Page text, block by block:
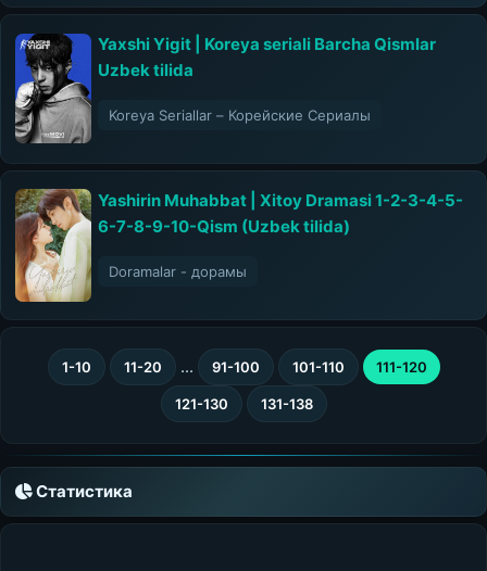
Yaxshi Yigit | Koreya seriali Barcha Qismlar
Uzbek tilida
Koreya Seriallar – Корейские Сериалы
Yashirin Muhabbat | Xitoy Dramasi 1-2-3-4-5-
6-7-8-9-10-Qism (Uzbek tilida)
Doramalar - дорамы
1-10 11-20 ... 91-100 101-110 111-120
121-130 131-138
Статистика